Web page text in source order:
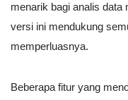
menarik bagi analis data
versi ini mendukung
memperluasnya.
Beberapa fitur yang